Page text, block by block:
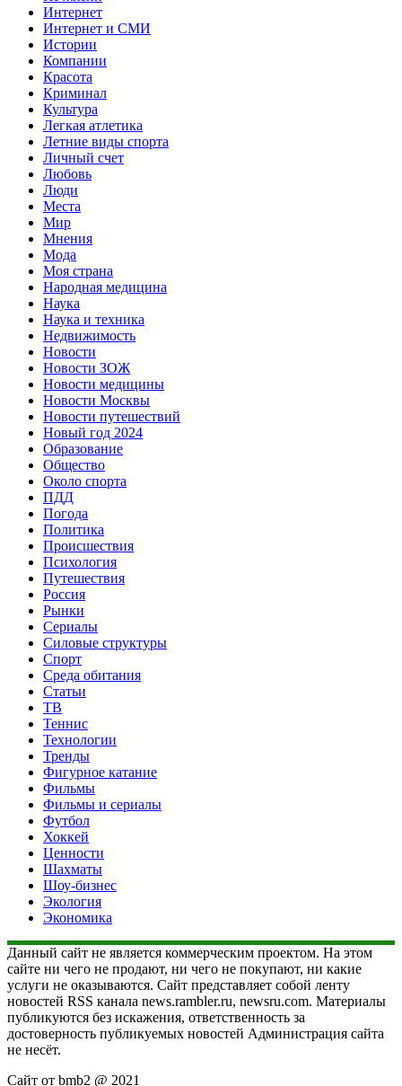
Интернет
Интернет и СМИ
Истории
Компании
Красота
Криминал
Культура
Легкая атлетика
Летние виды спорта
Личный счет
Любовь
Люди
Места
Мир
Мнения
Мода
Моя страна
Народная медицина
Наука
Наука и техника
Недвижимость
Новости
Новости ЗОЖ
Новости медицины
Новости Москвы
Новости путешествий
Новый год 2024
Образование
Общество
Около спорта
ПДД
Погода
Политика
Происшествия
Психология
Путешествия
Россия
Рынки
Сериалы
Силовые структуры
Спорт
Среда обитания
Статьи
ТВ
Теннис
Технологии
Тренды
Фигурное катание
Фильмы
Фильмы и сериалы
Футбол
Хоккей
Ценности
Шахматы
Шоу-бизнес
Экология
Экономика
Данный сайт не является коммерческим проектом. На этом
сайте ни чего не продают, ни чего не покупают, ни какие
услуги не оказываются. Сайт представляет собой ленту
новостей RSS канала news.rambler.ru, newsru.com. Материалы
публикуются без искажения, ответственность за
достоверность публикуемых новостей Администрация сайта
не несёт.
Сайт от bmb2 @ 2021